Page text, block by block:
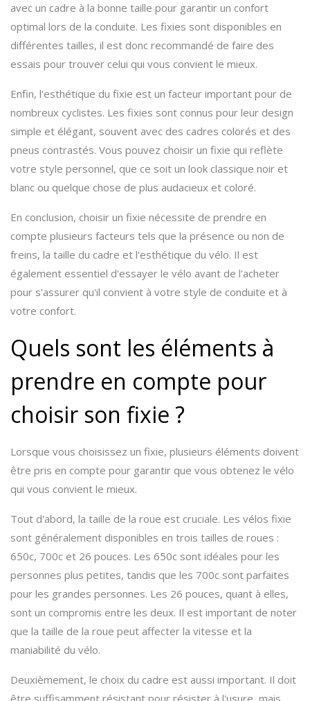
avec un cadre à la bonne taille pour garantir un confort
optimal lors de la conduite. Les fixies sont disponibles en
différentes tailles, il est donc recommandé de faire des
essais pour trouver celui qui vous convient le mieux.
Enfin, l'esthétique du fixie est un facteur important pour de
nombreux cyclistes. Les fixies sont connus pour leur design
simple et élégant, souvent avec des cadres colorés et des
pneus contrastés. Vous pouvez choisir un fixie qui reflète
votre style personnel, que ce soit un look classique noir et
blanc ou quelque chose de plus audacieux et coloré.
En conclusion, choisir un fixie nécessite de prendre en
compte plusieurs facteurs tels que la présence ou non de
freins, la taille du cadre et l'esthétique du vélo. Il est
également essentiel d'essayer le vélo avant de l'acheter
pour s'assurer qu'il convient à votre style de conduite et à
votre confort.
Quels sont les éléments à
prendre en compte pour
choisir son fixie ?
Lorsque vous choisissez un fixie, plusieurs éléments doivent
être pris en compte pour garantir que vous obtenez le vélo
qui vous convient le mieux.
Tout d'abord, la taille de la roue est cruciale. Les vélos fixie
sont généralement disponibles en trois tailles de roues :
650c, 700c et 26 pouces. Les 650c sont idéales pour les
personnes plus petites, tandis que les 700c sont parfaites
pour les grandes personnes. Les 26 pouces, quant à elles,
sont un compromis entre les deux. Il est important de noter
que la taille de la roue peut affecter la vitesse et la
maniabilité du vélo.
Deuxièmement, le choix du cadre est aussi important. Il doit
être suffisamment résistant pour résister à l'usure, mais